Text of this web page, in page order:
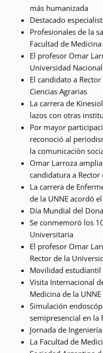
más humanizada
Destacado
Profesionales de la
Facultad de Medicina
El profesor Omar
Universidad
El candidato a
Ciencias Agrarias
La carrera de
lazos con otras
Por mayor
reconoció al
la comunicación
Omar Larroza
candidatura a Rector
La carrera de
de la UNNE acordó
Día Mundial del
Se conmemoró los
Universitaria
El profesor Omar
Rector de la
Movilidad estudiantil
Visita Internacional
Medicina de la UNNE
Simulación
semipresencial en la
Jornada de
La Facultad de